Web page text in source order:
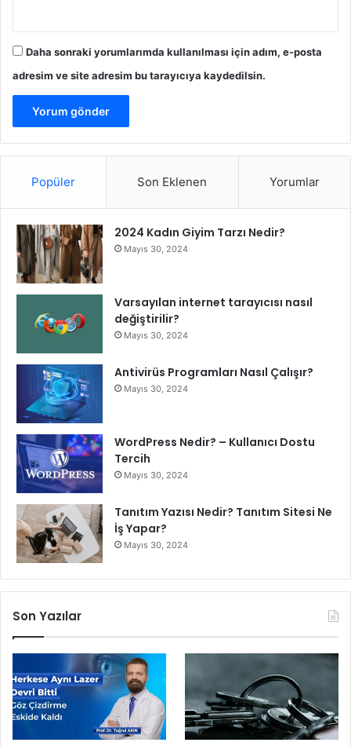
Daha sonraki yorumlarımda kullanılması için adım, e-posta
adresim ve site adresim bu tarayıcıya kaydedilsin.
Popüler Son Eklenen Yorumlar
2024 Kadın Giyim Tarzı Nedir?
Mayıs 30, 2024
Varsayılan internet tarayıcısı nasıl
değiştirilir?
Mayıs 30, 2024
Antivirüs Programları Nasıl Çalışır?
Mayıs 30, 2024
WordPress Nedir? – Kullanıcı Dostu
Tercih
Mayıs 30, 2024
Tanıtım Yazısı Nedir? Tanıtım Sitesi Ne
İş Yapar?
Mayıs 30, 2024
Son Yazılar